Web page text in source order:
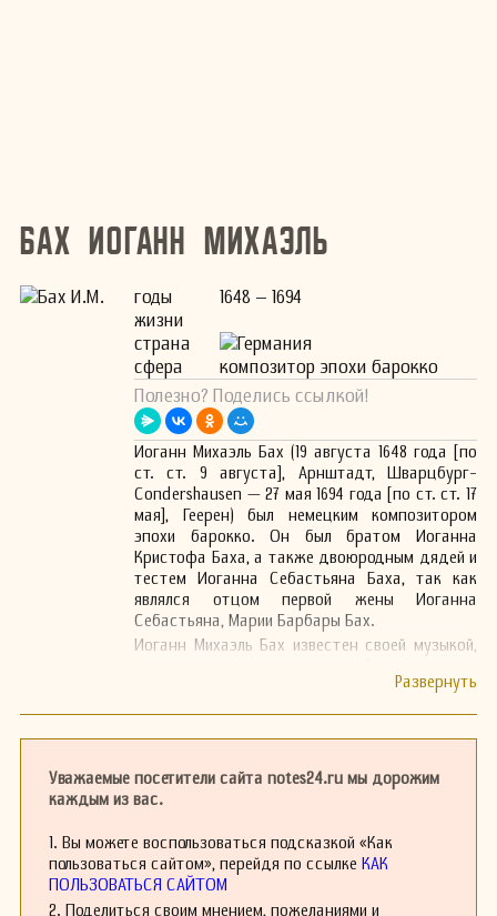
Бах Иоганн Михаэль
годы
жизни
1648 – 1694
страна
Германия
сфера
композитор эпохи барокко
Полезно? Поделись ссылкой!
Иоганн Михаэль Бах (19 августа 1648 года [по
ст. ст. 9 августа], Арнштадт, Шварцбург-
Сondershausen — 27 мая 1694 года [по ст. ст. 17
мая], Геерен) был немецким композитором
эпохи барокко. Он был братом Иоганна
Кристофа Баха, а также двоюродным дядей и
тестем Иоганна Себастьяна Баха, так как
являлся отцом первой жены Иоганна
Себастьяна, Марии Барбары Бах.
Иоганн Михаэль Бах известен своей музыкой,
традиционного немецкого барокко с личным
другие камерные произведения. Он внес
значительный вклад в развитие барочной
исполняются на современных концертах и
фестивалях.
Несмотря на важное место в музыкальной
Уважаемые посетители сайта notes24.ru мы дорожим
каждым из вас.
1. Вы можете воспользоваться подсказкой «Как
пользоваться сайтом», перейдя по ссылке КАК
ПОЛЬЗОВАТЬСЯ САЙТОМ
2. Поделиться своим мнением, пожеланиями и